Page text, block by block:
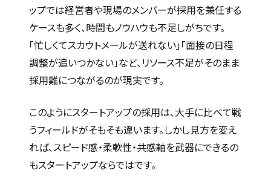
ップでは経営者や現場のメンバーが採用を兼任する
ケースも多く、時間もノウハウも不足しがちです。
「忙しくてスカウトメールが送れない」「面接の日程
調整が追いつかない」など、リソース不足がそのまま
採用難につながるのが現実です。
このようにスタートアップの採用は、大手に比べて戦
うフィールドがそもそも違います。しかし見方を変え
れば、スピード感・柔軟性・共感軸を武器にできるの
もスタートアップならではです。